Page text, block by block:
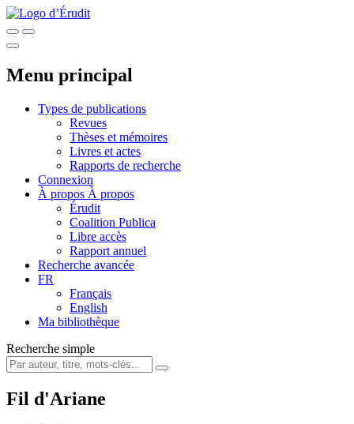
Menu principal
Types de publications
Revues
Thèses et mémoires
Livres et actes
Rapports de recherche
Connexion
À propos À propos
Érudit
Coalition Publica
Libre accès
Rapport annuel
Recherche avancée
FR
Français
English
Ma bibliothèque
Recherche simple
Fil d'Ariane